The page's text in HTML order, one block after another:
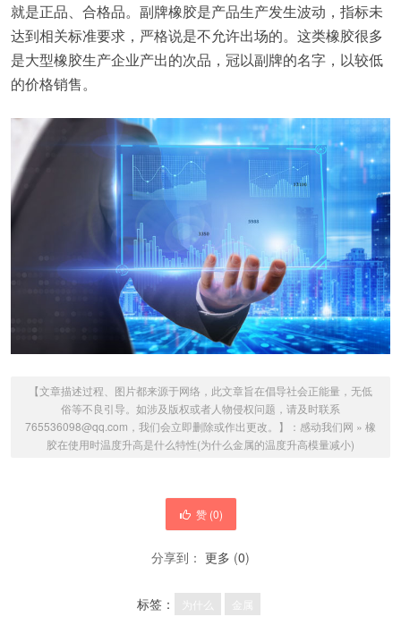
就是正品、合格品。副牌橡胶是产品生产发生波动，指标未
达到相关标准要求，严格说是不允许出场的。这类橡胶很多
是大型橡胶生产企业产出的次品，冠以副牌的名字，以较低
的价格销售。
【文章描述过程、图片都来源于网络，此文章旨在倡导社会正能量，无低
俗等不良引导。如涉及版权或者人物侵权问题，请及时联系
765536098@qq.com，我们会立即删除或作出更改。】： 感动我们网 » 橡
胶在使用时温度升高是什么特性(为什么金属的温度升高模量减小)
赞 (0)
分享到： 更多 (0)
标签： 为什么